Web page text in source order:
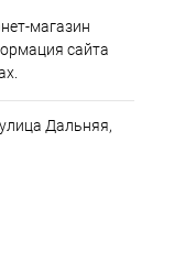
магазин
сайта
Дальняя,